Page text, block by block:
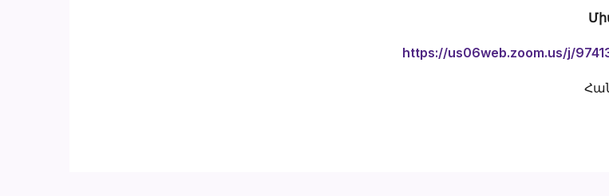
https://us06web.zoom.us/j/